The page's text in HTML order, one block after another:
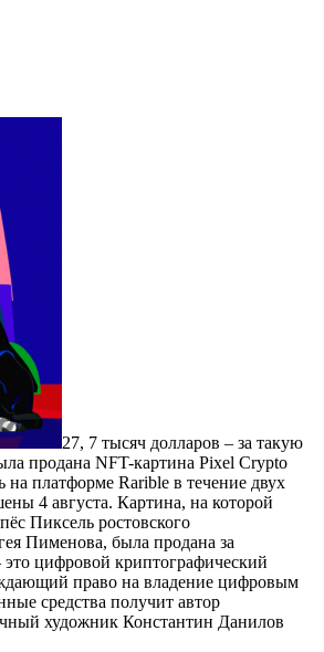
27, 7 тысяч долларов – за такую
продана NFT-картина Pixel Crypto
на платформе Rarible в течение двух
4 августа. Картина, на которой
Пиксель ростовского
Пименова, была продана за
цифровой криптографический
право на владение цифровым
средства получит автор
художник Константин Данилов